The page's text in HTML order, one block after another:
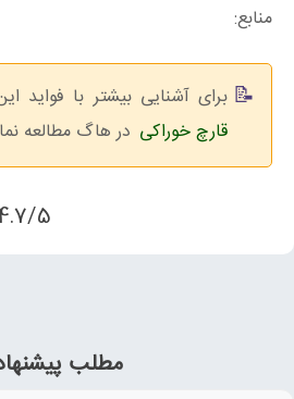
منابع:
برای آشنایی بیشتر با فواید
قارچ خوراکی در هاگ مطالعه
4.7/5 - (4
مطلب